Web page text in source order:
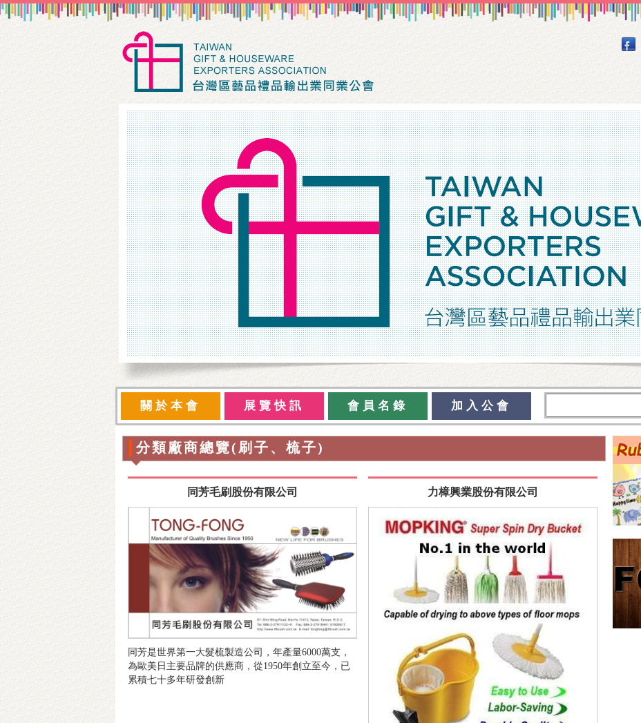
關於本會 展覽快訊 會員名錄 加入公會
分類廠商總覽(刷子、梳子)
同芳毛刷股份有限公司
同芳是世界第一大髮梳製造公司，年產量6000萬支，
為歐美日主要品牌的供應商，從1950年創立至今，已
累積七十多年研發創新
力樟興業股份有限公司